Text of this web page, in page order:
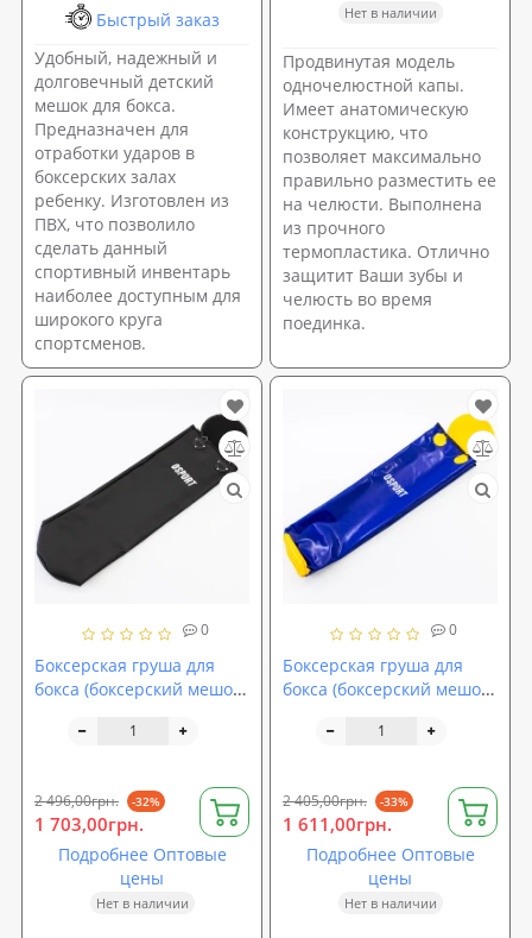
Быстрый заказ
Удобный, надежный и
долговечный детский
мешок для бокса.
Предназначен для
отработки ударов в
боксерских залах
ребенку. Изготовлен из
ПВХ, что позволило
сделать данный
спортивный инвентарь
наиболее доступным для
широкого круга
спортсменов.
Нет в наличии
Продвинутая модель
одночелюстной капы.
Имеет анатомическую
конструкцию, что
позволяет максимально
правильно разместить ее
на челюсти. Выполнена
из прочного
термопластика. Отлично
защитит Ваши зубы и
челюсть во время
поединка.
0
Боксерская груша для
бокса (боксерский мешок)
без наполнителя (OF-
2 496,00грн. -32%
1 703,00грн.
Подробнее Оптовые
цены
Нет в наличии
0
Боксерская груша для
бокса (боксерский мешок)
наполнителя (OF-0075)
2 405,00грн. -33%
1 611,00грн.
Подробнее Оптовые
цены
Нет в наличии